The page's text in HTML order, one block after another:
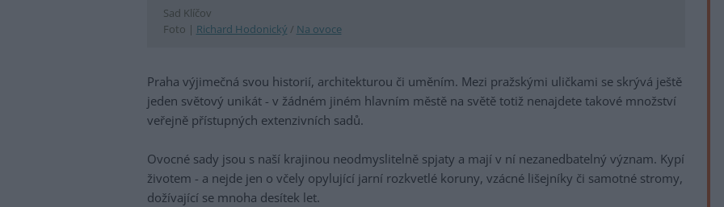
Sad Klíčov
Foto | Richard Hodonický / Na ovoce
Praha výjimečná svou historií, architekturou či uměním. Mezi pražskými uličkami se skrývá ještě
jeden světový unikát - v žádném jiném hlavním městě na světě totiž nenajdete takové množství
veřejně přístupných extenzivních sadů.
Ovocné sady jsou s naší krajinou neodmyslitelně spjaty a mají v ní nezanedbatelný význam. Kypí
životem - a nejde jen o včely opylující jarní rozkvetlé koruny, vzácné lišejníky či samotné stromy,
dožívající se mnoha desítek let.